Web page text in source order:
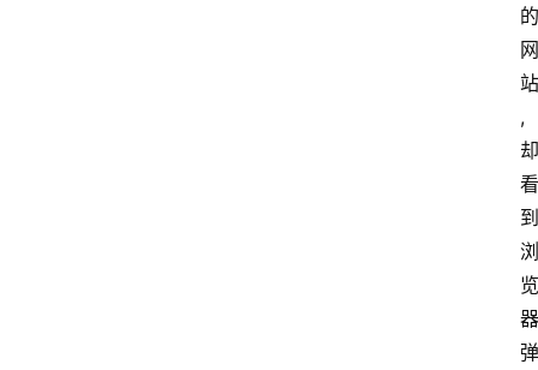
的
网
站
,
却
看
到
浏
览
器
弹